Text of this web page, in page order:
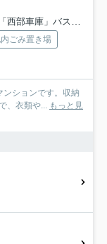
庫」バス停下車 徒歩3分
ごみ置き場
ションです。収納
、衣類や... もっと見